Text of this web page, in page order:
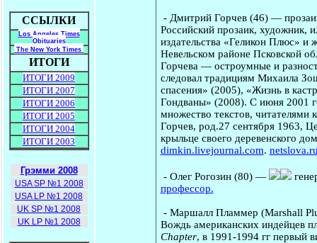
ССЫЛКИ
Los Angeles Times
Obituaries
The New York Times
ИТОГИ
ИТОГИ 2009
ИТОГИ 2007
ИТОГИ 2006
ИТОГИ 2005
ИТОГИ 2004
ИТОГИ 2003
Грэмми 2008
USA SP №1 2008
USA LP №1 2008
UK SP №1 2008
UK LP №1 2008
- Дмитрий Горчев (46) —
Российский прозаик, художник,
издательства «Геликон Плюс»
Невельском районе Псковской
Горчева — остроумные и
следовал традициям Михаила
спасения» (2005), «Жизнь в
Гондваны» (2008). С июня 2001
множество текстов, читателями
Горчев, род.27 сентября 1963,
крыльце своего деревенского
dimkin.livejournal.com.
- Олег Рогозин (80) —
профессор.
- Маршалл Пламмер (Marshall
Вождь американских индейцев
Chapter, в 1991-1994 гг первый